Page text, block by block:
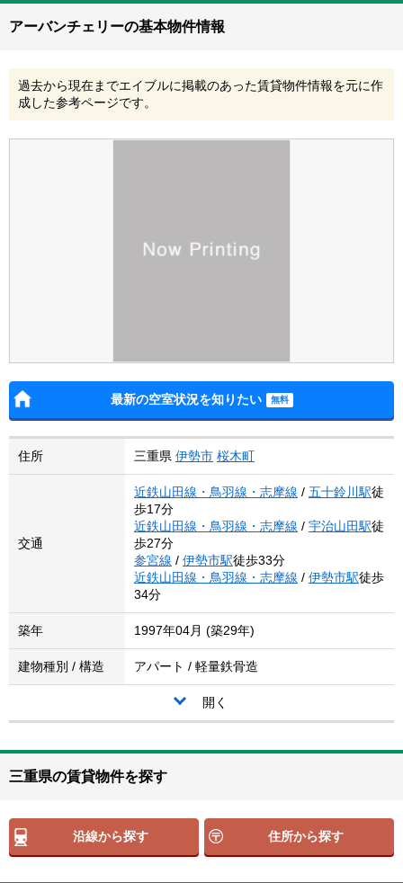
アーバンチェリーの基本物件情報
過去から現在までエイブルに掲載のあった賃貸物件情報を元に作
成した参考ページです。
最新の空室状況を知りたい
住所 三重県 伊勢市 桜木町
交通
近鉄山田線・鳥羽線・志摩線 / 五十鈴川駅徒
歩17分
近鉄山田線・鳥羽線・志摩線 / 宇治山田駅徒
歩27分
参宮線 / 伊勢市駅徒歩33分
近鉄山田線・鳥羽線・志摩線 / 伊勢市駅徒歩
34分
築年 1997年04月 (築29年)
建物種別 / 構造 アパート / 軽量鉄骨造
開く
三重県の賃貸物件を探す
沿線から探す 住所から探す